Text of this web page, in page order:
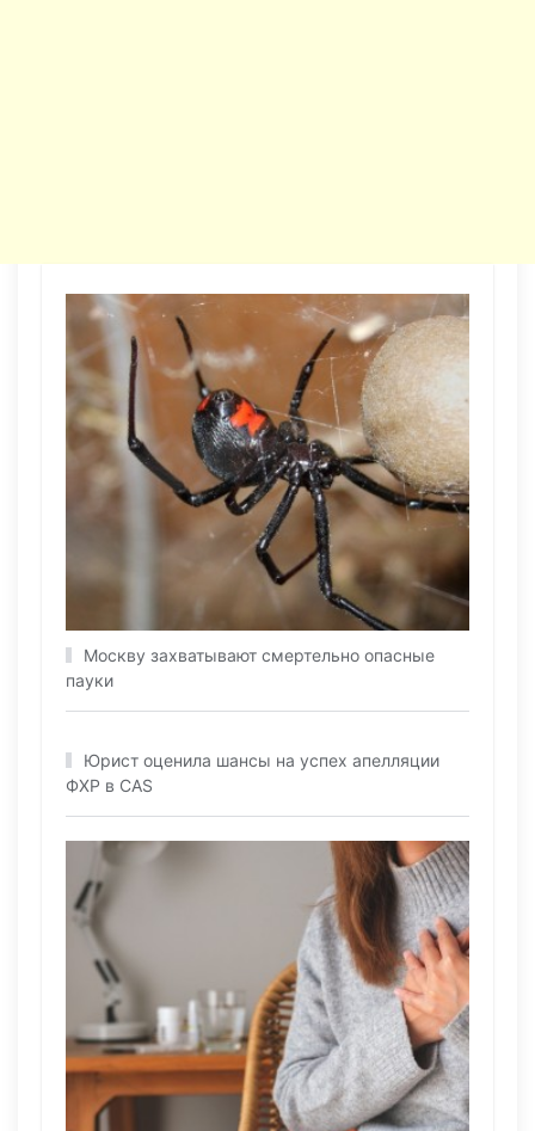
Москву захватывают смертельно опасные
пауки
Юрист оценила шансы на успех апелляции
ФХР в CAS